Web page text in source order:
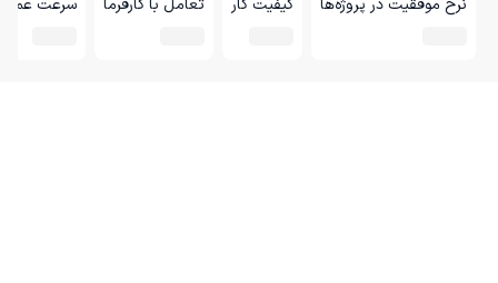
نرخ موفقیت در پروژه‌ها کیفیت کار تعامل با کارفرما سرعت عمل